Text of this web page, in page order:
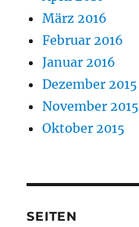
März 2016
Februar 2016
Januar 2016
Dezember 2015
November 2015
Oktober 2015
SEITEN